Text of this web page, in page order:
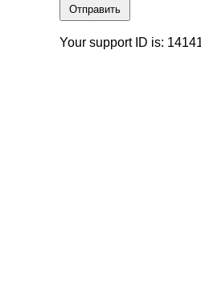
Отправить
Your support ID is: